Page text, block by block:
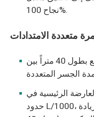
نجاح 100%.
متعددة الامتدادات
تركيب عوارض مسبقة الصنع بطول 40 متراً بين
الرئيسية في
حدود L/1000، مما يضمن وضع العارضة بدقة وزيادة